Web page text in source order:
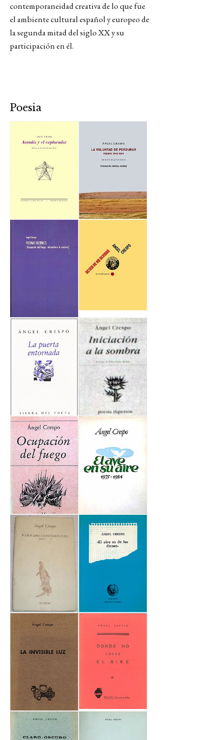
contemporaneidad creativa de lo que fue
el ambiente cultural español y europeo de
la segunda mitad del siglo XX y su
participación en él.
Poesia